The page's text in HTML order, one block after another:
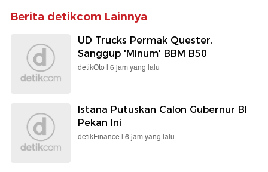
Berita detikcom Lainnya
UD Trucks Permak Quester,
Sanggup 'Minum' BBM B50
detikOto | 6 jam yang lalu
Istana Putuskan Calon Gubernur BI
Pekan Ini
detikFinance | 6 jam yang lalu